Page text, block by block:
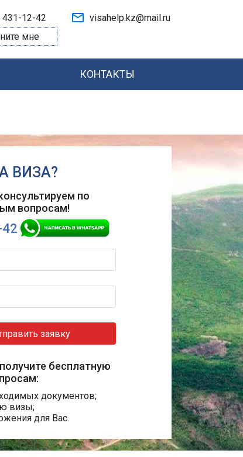
431-12-42
мне
visahelp.kz@mail.ru
КОНТАКТЫ
ВИЗА?
по
вопросам!
заявку
бесплатную
документов;
визы;
для Вас.